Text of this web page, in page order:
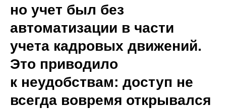
но учет был без
автоматизации в части
учета кадровых движений.
Это приводило
к неудобствам: доступ не
всегда вовремя открывался